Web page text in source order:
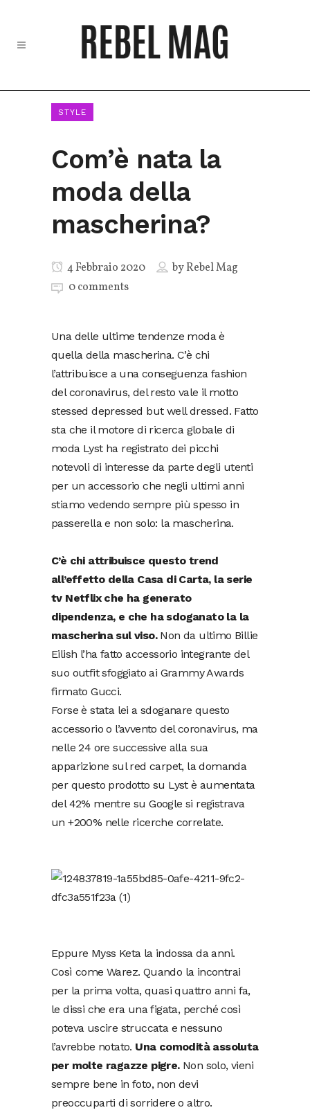
STYLE
Com’è nata la
moda della
mascherina?
4 Febbraio 2020 byRebel Mag
0 comments
Una delle ultime tendenze moda è
quella della mascherina. C’è chi
l’attribuisce a una conseguenza fashion
del coronavirus, del resto vale il motto
stessed depressed but well dressed. Fatto
sta che il motore di ricerca globale di
moda Lyst ha registrato dei picchi
notevoli di interesse da parte degli utenti
per un accessorio che negli ultimi anni
stiamo vedendo sempre più spesso in
passerella e non solo: la mascherina.
C’è chi attribuisce questo trend
all’effetto della Casa di Carta, la serie
tv Netflix che ha generato
dipendenza, e che ha sdoganato la la
mascherina sul viso.Non da ultimo Billie
Eilish l’ha fatto accessorio integrante del
suo outfit sfoggiato ai Grammy Awards
firmato Gucci.
Forse è stata lei a sdoganare questo
accessorio o l’avvento del coronavirus, ma
nelle 24 ore successive alla sua
apparizione sul red carpet, la domanda
per questo prodotto su Lyst è aumentata
del 42% mentre su Google si registrava
un +200% nelle ricerche correlate.
Eppure Myss Keta la indossa da anni.
Così come Warez. Quando la incontrai
per la prima volta, quasi quattro anni fa,
le dissi che era una figata, perché così
poteva uscire struccata e nessuno
l’avrebbe notato. Una comodità assoluta
per molte ragazze pigre.Non solo, vieni
sempre bene in foto, non devi
preoccuparti di sorridere o altro.